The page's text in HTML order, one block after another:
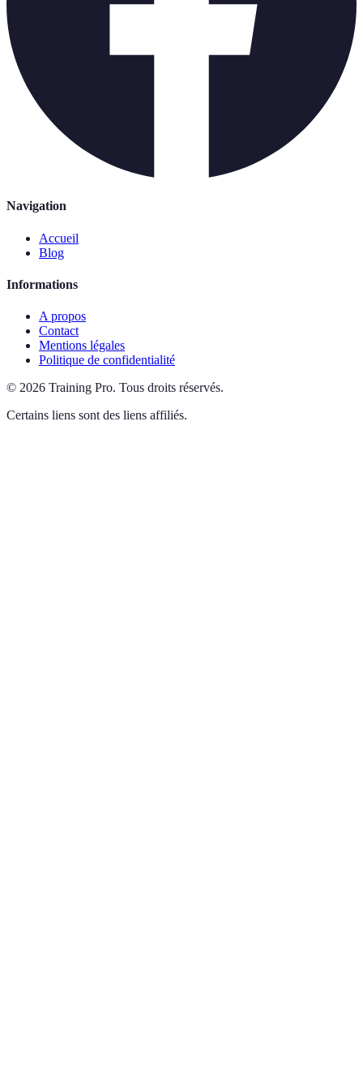
Navigation
Accueil
Blog
Informations
A propos
Contact
Mentions légales
Politique de confidentialité
© 2026 Training Pro. Tous droits réservés.
Certains liens sont des liens affiliés.